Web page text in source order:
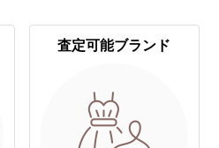
査定可能ブランド